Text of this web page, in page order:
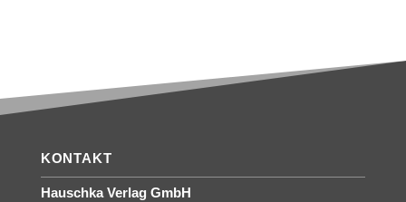
KONTAKT
Hauschka Verlag GmbH